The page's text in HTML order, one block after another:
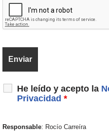
He leído y acepto la
Privacidad *
Responsable: Rocío Carreíra